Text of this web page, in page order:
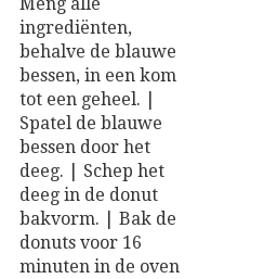
ingrediënten,
behalve de blauwe
bessen, in een kom
tot een geheel. |
Spatel de blauwe
bessen door het
deeg. | Schep het
deeg in de donut
bakvorm. | Bak de
donuts voor 16
minuten in de oven